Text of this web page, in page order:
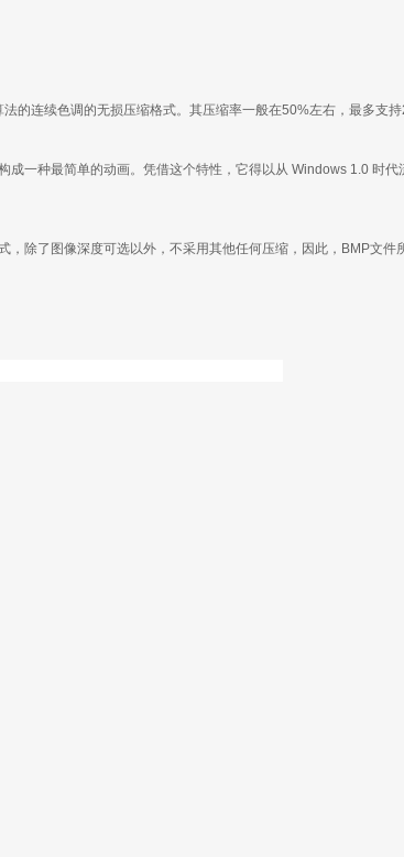
连续色调的无损压缩格式。其压缩率一般在50%左右，最多支持
一种最简单的动画。凭借这个特性，它得以从 Windows 1.0 时代
除了图像深度可选以外，不采用其他任何压缩，因此，BMP文件